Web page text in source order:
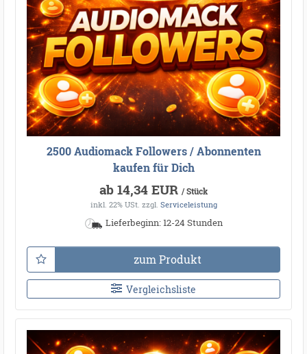
2500 Audiomack Followers / Abonnenten
kaufen für Dich
ab 14,34 EUR / Stück
inkl. 22% USt. zzgl. Serviceleistung
Lieferbeginn: 12-24 Stunden
zum Produkt
Vergleichsliste